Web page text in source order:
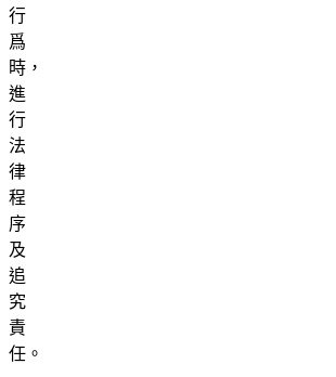
行
爲
時，
進
行
法
律
程
序
及
追
究
責
任。